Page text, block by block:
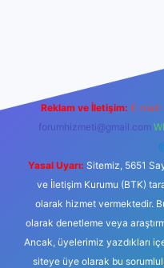
Reklam ve İletişim: E-mail:
forumhizmeti@gmail.com
Yasal Uyarı: Sitemiz, 5651
ve İletişim Kurumu (BTK)
olarak hizmet vermektedir.
olarak denetleme veya
Ancak, üyelerimiz yazdıkları
siteye üye olarak bu